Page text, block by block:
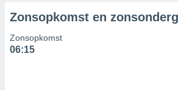
Zonsopkomst en
Zonsopkomst
06:15